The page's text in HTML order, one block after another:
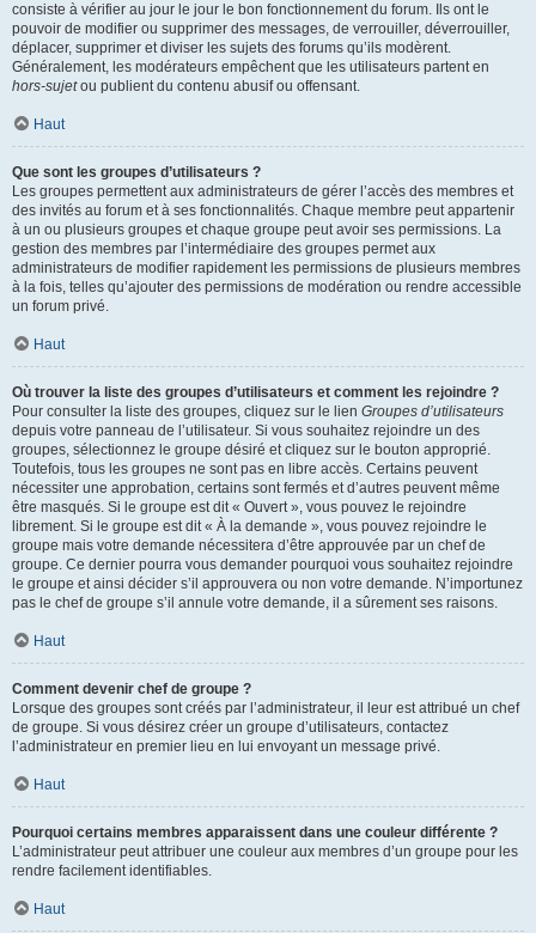
consiste à vérifier au jour le jour le bon fonctionnement du forum. Ils ont le
pouvoir de modifier ou supprimer des messages, de verrouiller, déverrouiller,
déplacer, supprimer et diviser les sujets des forums qu’ils modèrent.
Généralement, les modérateurs empêchent que les utilisateurs partent en
hors-sujetou publient du contenu abusif ou offensant.
Haut
Que sont les groupes d’utilisateurs ?
Les groupes permettent aux administrateurs de gérer l’accès des membres et
des invités au forum et à ses fonctionnalités. Chaque membre peut appartenir
à un ou plusieurs groupes et chaque groupe peut avoir ses permissions. La
gestion des membres par l’intermédiaire des groupes permet aux
administrateurs de modifier rapidement les permissions de plusieurs membres
à la fois, telles qu’ajouter des permissions de modération ou rendre accessible
un forum privé.
Haut
Où trouver la liste des groupes d’utilisateurs et comment les rejoindre ?
Pour consulter la liste des groupes, cliquez sur le lien Groupes d’utilisateurs
depuis votre panneau de l’utilisateur. Si vous souhaitez rejoindre un des
groupes, sélectionnez le groupe désiré et cliquez sur le bouton approprié.
Toutefois, tous les groupes ne sont pas en libre accès. Certains peuvent
nécessiter une approbation, certains sont fermés et d’autres peuvent même
être masqués. Si le groupe est dit « Ouvert », vous pouvez le rejoindre
librement. Si le groupe est dit « À la demande », vous pouvez rejoindre le
groupe mais votre demande nécessitera d’être approuvée par un chef de
groupe. Ce dernier pourra vous demander pourquoi vous souhaitez rejoindre
le groupe et ainsi décider s’il approuvera ou non votre demande. N’importunez
pas le chef de groupe s’il annule votre demande, il a sûrement ses raisons.
Haut
Comment devenir chef de groupe ?
Lorsque des groupes sont créés par l’administrateur, il leur est attribué un chef
de groupe. Si vous désirez créer un groupe d’utilisateurs, contactez
l’administrateur en premier lieu en lui envoyant un message privé.
Haut
Pourquoi certains membres apparaissent dans une couleur différente ?
L’administrateur peut attribuer une couleur aux membres d’un groupe pour les
rendre facilement identifiables.
Haut